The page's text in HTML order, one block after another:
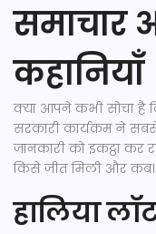
समाचार
कहानियाँ
क्या आपने कभी सोचा है
सरकारी कार्यक्रम ने
जानकारी को इकट्ठा
किसे जीत मिली और कब।
हालिया